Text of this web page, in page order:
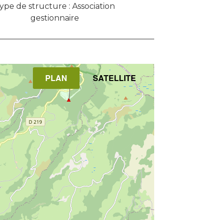
de structure : Association
gestionnaire
PLAN SATELLITE